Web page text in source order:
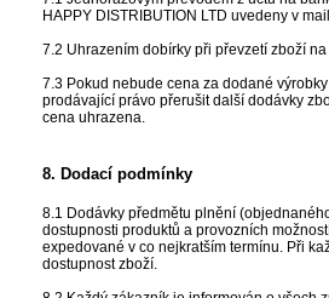
HAPPY DISTRIBUTION LTD uvedeny v
7.2 Uhrazením dobírky při převzetí zboží
7.3 Pokud nebude cena za dodané
prodávající právo přerušit další dodávky
cena uhrazena.
8. Dodací podmínky
8.1 Dodávky předmětu plnění
dostupnosti produktů a provozních
expedované v co nejkratším termínu. Při
dostupnost zboží.